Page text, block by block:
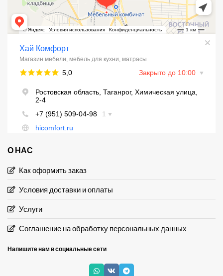
О НАС
Как оформить заказ
Условия доставки и оплаты
Услуги
Соглашение на обработку персональных данных
Напишите нам в социальные сети